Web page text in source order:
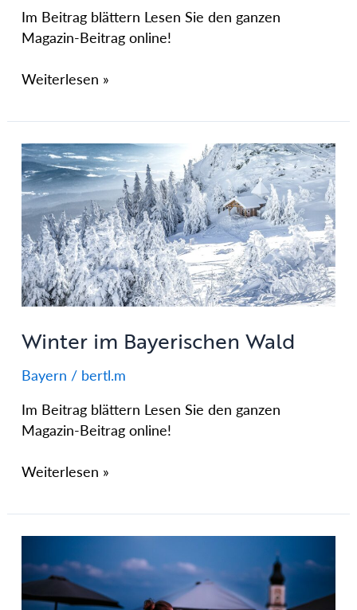
Im Beitrag blättern Lesen Sie den ganzen
Magazin-Beitrag online!
Weiterlesen »
Winter im Bayerischen Wald
Bayern / bertl.m
Im Beitrag blättern Lesen Sie den ganzen
Magazin-Beitrag online!
Winter
im
Bayerischen
Wald
Weiterlesen »